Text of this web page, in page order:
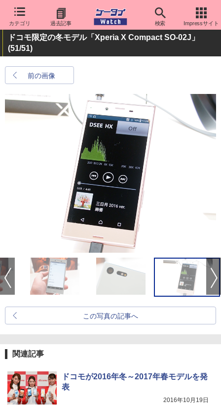
カテゴリ 過去記事 検索 Impressサイト
ドコモ限定の冬モデル「Xperia X Compact SO-02J」
(51/51)
前の画像
この写真の記事へ
関連記事
ドコモが2016年冬～2017年春モデルを発
表
2016年10月19日